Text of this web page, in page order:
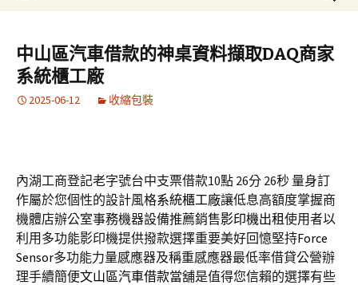
容
區
尋
鍵
字:
中山區汽車借款的神桌資料擷取DAQ商家
系統櫃工廠
2025-06-12 收縮包裝
內湖工商登記老字號台中支票借款10點 26分 26秒 量身訂
作屬於您個性的設計風格系統櫃工廠讓低息高額度掌握商
機體店辦公室事務機器設備推薦銷售影印機出租使用者以
利用多功能影印機提供撥款選擇重要美好回憶堅持Force
Sensor多功能力量感應器及稱重感應器最低率借貸公營辦
理手續簡便文山區汽車借款當舖是值得您信賴的選擇有些